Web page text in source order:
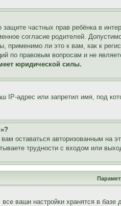
частных прав ребёнка в
согласие родителей.
применимо ли это к вам, как к
по правовым вопросам и не
юридической силы.
IP-адрес или запретил имя, под
оставаться авторизованным на
трудности с входом или
ваши настройки хранятся в